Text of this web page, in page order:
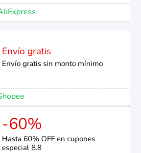
Envío gratis
Envío gratis sin monto mínimo
-60%
Hasta 60% OFF en cupones
especial 8.8